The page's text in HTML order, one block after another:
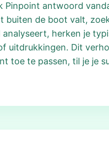
Pinpoint antwoord
de boot valt,
herken je
uitdrukkingen. Dit
toe te passen, til je je